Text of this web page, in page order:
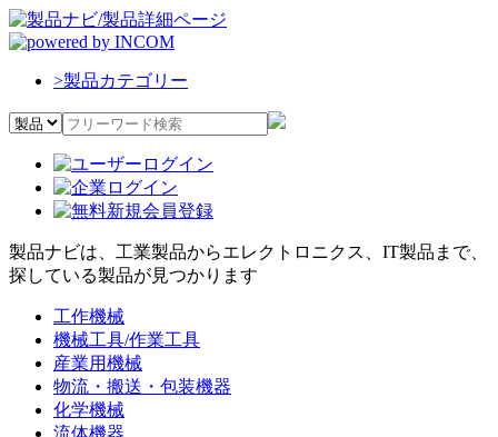
>製品カテゴリー
製品ナビは、工業製品からエレクトロニクス、IT製品まで、
探している製品が見つかります
工作機械
機械工具/作業工具
産業用機械
物流・搬送・包装機器
化学機械
流体機器